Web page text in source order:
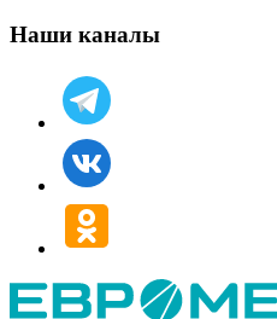
Наши каналы